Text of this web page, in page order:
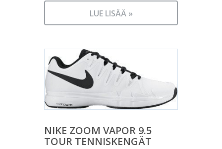
LUE LISÄÄ »
NIKE ZOOM VAPOR 9.5
TOUR TENNISKENGÄT